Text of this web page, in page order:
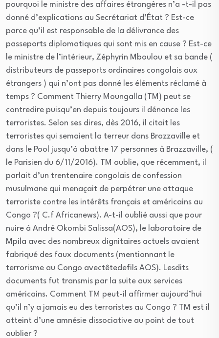
pourquoi le ministre des affaires étrangères n’a -t-il pas
donné d’explications au Secrétariat d’État ? Est-ce
parce qu’il est responsable de la délivrance des
passeports diplomatiques qui sont mis en cause ? Est-ce
le ministre de l’intérieur, Zéphyrin Mboulou et sa bande (
distributeurs de passeports ordinaires congolais aux
étrangers ) qui n’ont pas donné les éléments réclamé à
temps ? Comment Thierry Moungalla (TM) peut se
contredire puisqu’en depuis toujours il dénonce les
terroristes. Selon ses dires, dès 2016, il citait les
terroristes qui semaient la terreur dans Brazzaville et
dans le Pool jusqu’à abattre 17 personnes à Brazzaville, (
le Parisien du 6/11/2016). TM oublie, que récemment, il
parlait d’un trentenaire congolais de confession
musulmane qui menaçait de perpétrer une attaque
terroriste contre les intérêts français et américains au
Congo ?( C.f Africanews). A-t-il oublié aussi que pour
nuire à André Okombi Salissa(AOS), le laboratoire de
Mpila avec des nombreux dignitaires actuels avaient
fabriqué des faux documents (mentionnant le
terrorisme au Congo avectêtedefils AOS). Lesdits
documents fut transmis par la suite aux services
américains. Comment TM peut-il affirmer aujourd’hui
qu’il n’y a jamais eu des terroristes au Congo ? TM est il
atteint d’une amnésie dissociative au point de tout
oublier ?